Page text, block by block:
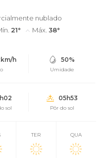
nublado
21° Máx. 38°
h 50%
Umidade
sol
05h53
Pôr do sol
TER QUA